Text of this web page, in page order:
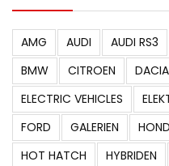
AMG AUDI AUDI RS3
BMW
CITROEN DACIA
ELECTRIC VEHICLES
FORD
GALERIEN
HOT HATCH
HYBRIDEN